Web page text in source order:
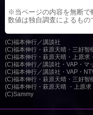
※当ページの内容を無断で
数値は独自調査によるもの
(C)福本伸行／講談社
(C)福本伸行・萩原天晴・三好智
(C)福本伸行・萩原天晴・上原求
(C)福本伸行／講談社・VAP・マ
(C)福本伸行／講談社・VAP・
(C)福本伸行・萩原天晴・三好智
(C)福本伸行・萩原天晴 ・上原
(C)Sammy